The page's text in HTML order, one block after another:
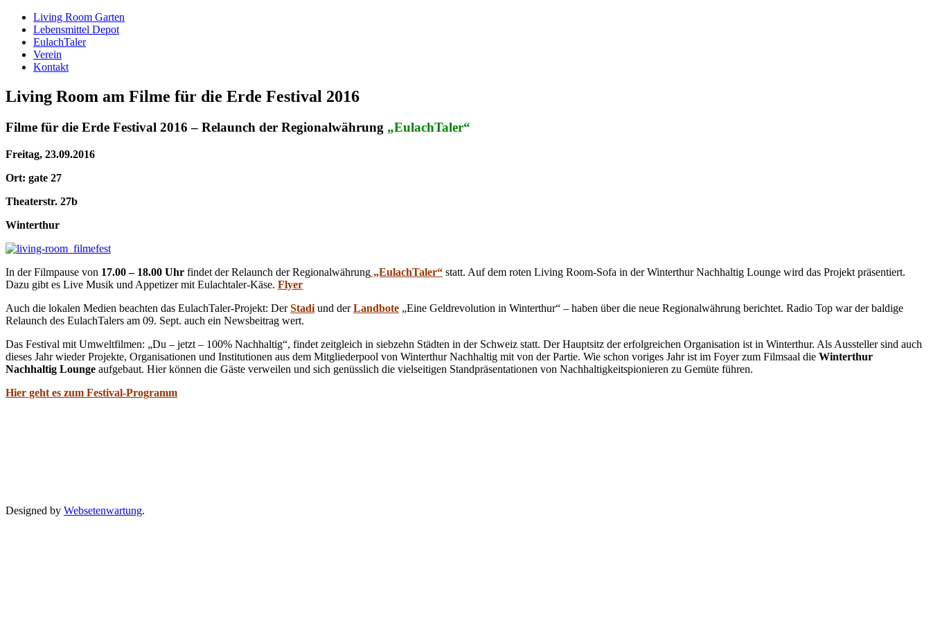
Living Room Garten
Lebensmittel Depot
EulachTaler
Verein
Kontakt
Living Room am Filme für die Erde Festival 2016
Filme für die Erde Festival 2016 – Relaunch der Regionalwährung „EulachTaler“
Freitag, 23.09.2016
Ort: gate 27
Theaterstr. 27b
Winterthur
In der Filmpause von 17.00 – 18.00 Uhr findet der Relaunch der Regionalwährung „EulachTaler“ statt. Auf dem roten Living Room-Sofa in der Winterthur Nachhaltig Lounge wird das Projekt präsentiert.
Dazu gibt es Live Musik und Appetizer mit Eulachtaler-Käse. Flyer
Auch die lokalen Medien beachten das EulachTaler-Projekt: DerStadi und derLandbote „Eine Geldrevolution in Winterthur“ – haben über die neue Regionalwährung berichtet. Radio Top war der baldige
Relaunch des EulachTalers am 09. Sept. auch ein Newsbeitrag wert.
Das Festival mit Umweltfilmen: „Du – jetzt – 100% Nachhaltig“, findet zeitgleich in siebzehn Städten in der Schweiz statt. Der Hauptsitz der erfolgreichen Organisation ist in Winterthur. Als Aussteller sind auch
dieses Jahr wieder Projekte, Organisationen und Institutionen aus dem Mitgliederpool von Winterthur Nachhaltig mit von der Partie. Wie schon voriges Jahr ist im Foyer zum Filmsaal die Winterthur
Nachhaltig Lounge aufgebaut. Hier können die Gäste verweilen und sich genüsslich die vielseitigen Standpräsentationen von Nachhaltigkeitspionieren zu Gemüte führen.
Hier geht es zum Festival-Programm
Designed by Websetenwartung.